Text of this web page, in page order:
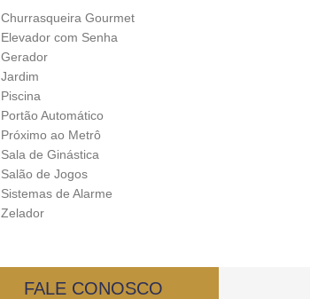
Churrasqueira Gourmet
Elevador com Senha
Gerador
Jardim
Piscina
Portão Automático
Próximo ao Metrô
Sala de Ginástica
Salão de Jogos
Sistemas de Alarme
Zelador
FALE CONOSCO